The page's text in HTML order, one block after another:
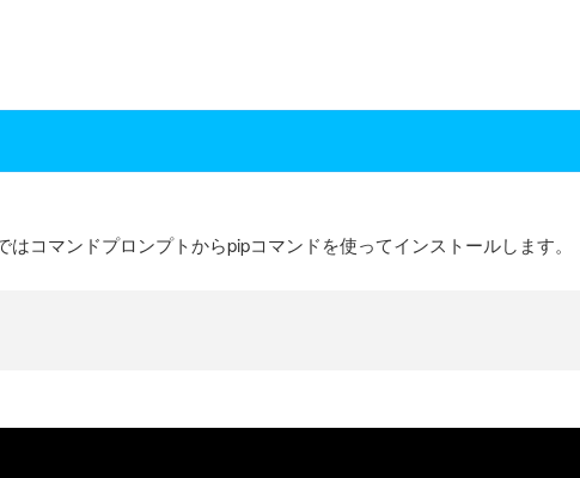
コマンドプロンプトからpipコマンドを使ってインストールします。